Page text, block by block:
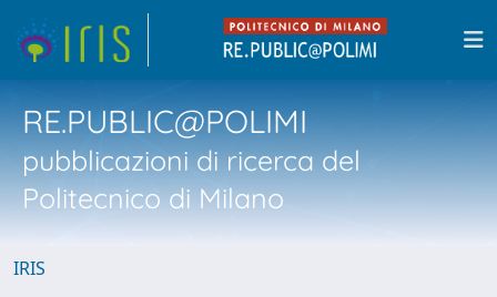
RE.PUBLIC@POLIMI
pubblicazioni di ricerca del
Politecnico di Milano
IRIS